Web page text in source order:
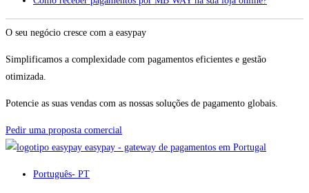
O seu negócio cresce com a easypay
Simplificamos a complexidade com pagamentos eficientes e gestão
otimizada.
Potencie as suas vendas com as nossas soluções de pagamento globais.
Pedir uma proposta comercial
easypay - gateway de pagamentos em Portugal
Português- PT